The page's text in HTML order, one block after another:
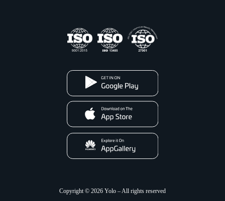
Copyright © 2026 Yolo – All rights reserved